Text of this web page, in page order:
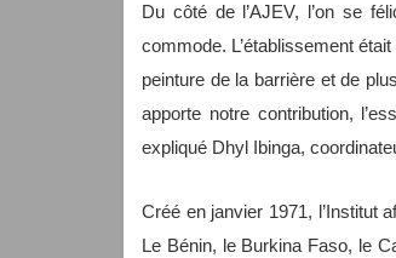
Du côté de l’AJEV, l’on se
commode. L’établissement
peinture de la barrière et de
apporte notre contribution,
expliqué Dhyl Ibinga,
Créé en janvier 1971, l’Institut
Le Bénin, le Burkina Faso, le